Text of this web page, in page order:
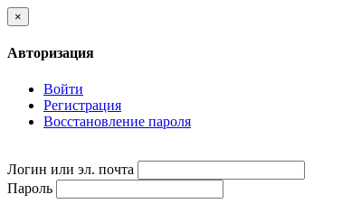
×
Авторизация
Войти
Регистрация
Восстановление пароля
Логин или эл. почта
Пароль